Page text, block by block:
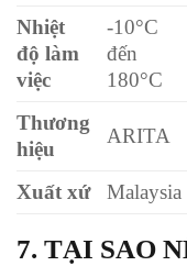
Nhiệt
độ làm
việc
-10°C
đến
180°C
Thương
hiệu
ARITA
Xuất xứ Malaysia
7. TẠI SAO